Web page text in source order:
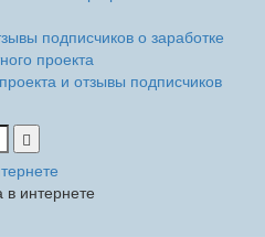
подписчиков о заработке
проекта
и отзывы подписчиков
интернете